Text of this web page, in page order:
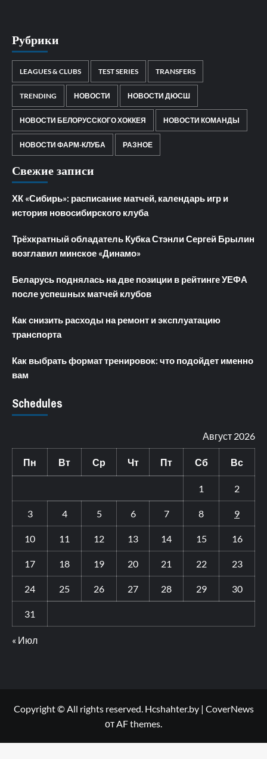
Рубрики
LEAGUES & CLUBS TEST SERIES TRANSFERS
TRENDING НОВОСТИ НОВОСТИ ДЮСШ
НОВОСТИ БЕЛОРУССКОГО ХОККЕЯ НОВОСТИ КОМАНДЫ
НОВОСТИ ФАРМ-КЛУБА РАЗНОЕ
Свежие записи
ХК «Сибирь»: расписание матчей, календарь игр и
история новосибирского клуба
Трёхкратный обладатель Кубка Стэнли Сергей Брылин
возглавил минское «Динамо»
Беларусь поднялась на две позиции в рейтинге УЕФА
после успешных матчей клубов
Как снизить расходы на ремонт и эксплуатацию
транспорта
Как выбрать формат тренировок: что подойдет именно
вам
Schedules
Август 2026
Пн Вт Ср Чт Пт Сб Вс
1 2
3 4 5 6 7 8 9
10 11 12 13 14 15 16
17 18 19 20 21 22 23
24 25 26 27 28 29 30
31
« Июл
Copyright © All rights reserved. Hcshahter.by | CoverNews
от AF themes.